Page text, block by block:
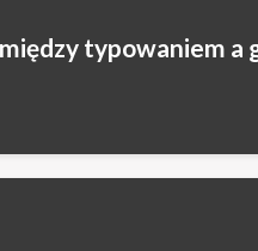
typowaniem a